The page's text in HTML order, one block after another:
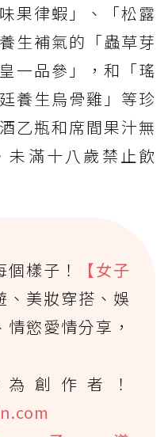
果律蝦」、「松露
生補氣的「蟲草芽
一品參」，和「瑤
養生烏骨雞」等珍
乙瓶和席間果汁無
未滿十八歲禁止飲
樣子！
【女子
、美妝穿搭、娛
慾愛情分享，
創作者！